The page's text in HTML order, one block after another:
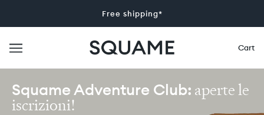
Free shipping*
Cart
Squame Adventure Club: aperte le
iscrizioni!